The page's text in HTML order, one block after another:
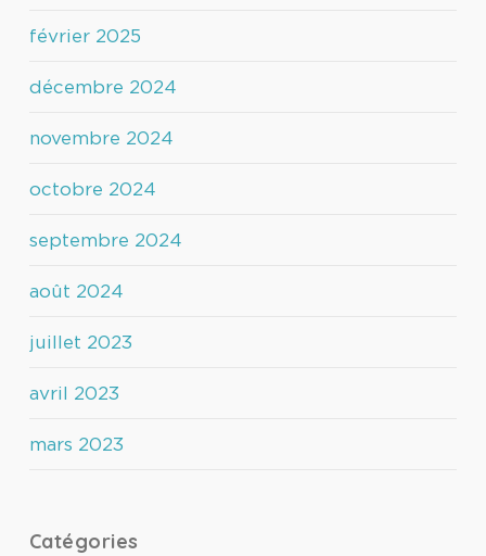
février 2025
décembre 2024
novembre 2024
octobre 2024
septembre 2024
août 2024
juillet 2023
avril 2023
mars 2023
Catégories